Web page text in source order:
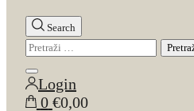
Search
Pretraži:
Close
search
Login
0 €0,00